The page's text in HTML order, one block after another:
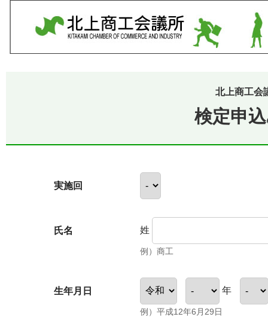
北上商工会
検定申
実施回
氏名 姓
例）商工
生年月日 年
例）平成12年6月29日